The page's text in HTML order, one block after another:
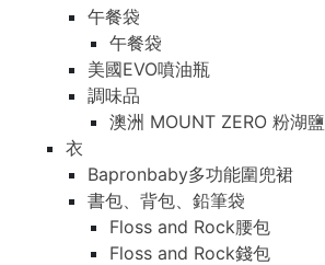
午餐袋
午餐袋
美國EVO噴油瓶
調味品
澳洲 MOUNT ZERO 粉湖鹽
衣
Bapronbaby多功能圍兜裙
書包、背包、鉛筆袋
Floss and Rock腰包
Floss and Rock錢包